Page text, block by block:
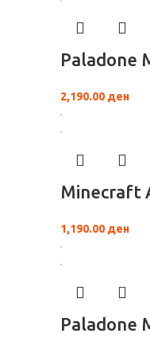
Paladone
2,190.00 ден
Minecraft
1,190.00 ден
Paladone